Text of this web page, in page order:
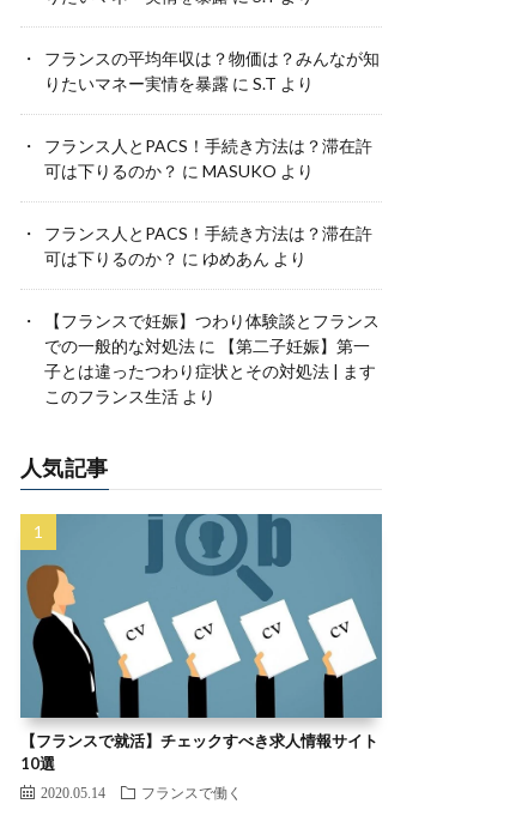
りたいマネー実情を暴露 にS.Tより
可は下りるのか？に MASUKOより
可は下りるのか？に ゆめあん より
での一般的な対処法 に【第二子妊娠】第一
子とは違ったつわり症状とその対処法 | ます
このフランス生活 より
【フランスで就活】チェックすべき求人情報サイト
10選
2020.05.14